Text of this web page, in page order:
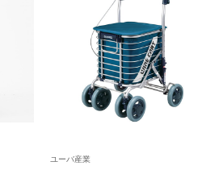
その他
ボトムス
パンツ／スラ
ユーバ産業